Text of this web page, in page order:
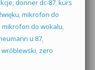
, donner dc-87, kurs
, mikrofon do
mikrofon do wokalu,
u 87,
, zero